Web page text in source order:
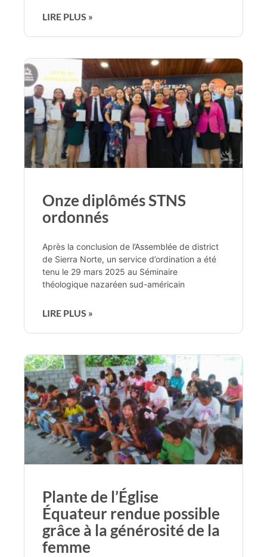
LIRE PLUS »
Onze diplômés STNS
ordonnés
Après la conclusion de l’Assemblée de district
de Sierra Norte, un service d’ordination a été
tenu le 29 mars 2025 au Séminaire
théologique nazaréen sud-américain
LIRE PLUS »
Plante de l’Église
Équateur rendue possible
grâce à la générosité de la
femme